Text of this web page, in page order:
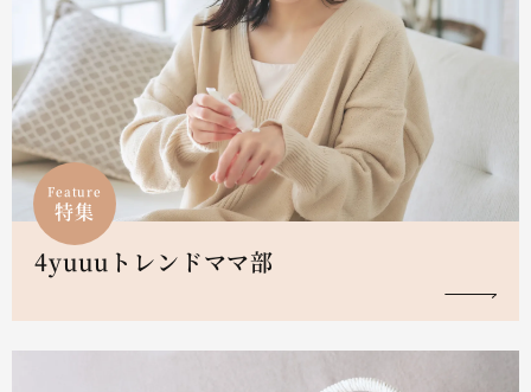
Feature
特集
4yuuuトレンドママ部